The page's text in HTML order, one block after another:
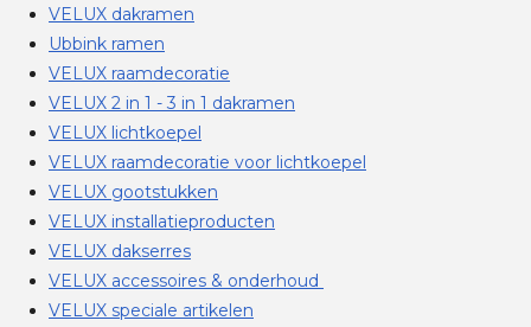
VELUX dakramen
Ubbink ramen
VELUX raamdecoratie
VELUX 2 in 1 - 3 in 1 dakramen
VELUX lichtkoepel
VELUX raamdecoratie voor lichtkoepel
VELUX gootstukken
VELUX installatieproducten
VELUX dakserres
VELUX accessoires & onderhoud
VELUX speciale artikelen